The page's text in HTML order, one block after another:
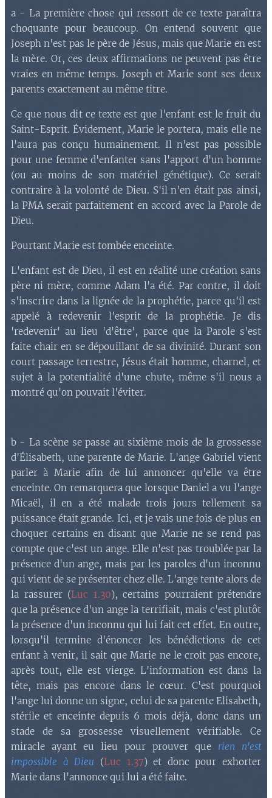
a - La première chose qui ressort de ce texte paraîtra
choquante pour beaucoup. On entend souvent que
Joseph n'est pas le père de Jésus, mais que Marie en est
la mère. Or, ces deux affirmations ne peuvent pas être
vraies en même temps. Joseph et Marie sont ses deux
parents exactement au même titre.
Ce que nous dit ce texte est que l'enfant est le fruit du
Saint-Esprit. Évidement, Marie le portera, mais elle ne
l'aura pas conçu humainement. Il n'est pas possible
pour une femme d'enfanter sans l'apport d'un homme
(ou au moins de son matériel génétique). Ce serait
contraire à la volonté de Dieu. S'il n'en était pas ainsi,
la PMA serait parfaitement en accord avec la Parole de
Dieu.
Pourtant Marie est tombée enceinte.
L'enfant est de Dieu, il est en réalité une création sans
père ni mère, comme Adam l'a été. Par contre, il doit
s'inscrire dans la lignée de la prophétie, parce qu'il est
appelé à redevenir l'esprit de la prophétie. Je dis
'redevenir' au lieu 'd'être', parce que la Parole s'est
faite chair en se dépouillant de sa divinité. Durant son
court passage terrestre, Jésus était homme, charnel, et
sujet à la potentialité d'une chute, même s'il nous a
montré qu'on pouvait l'éviter.
b - La scène se passe au sixième mois de la grossesse
d'Élisabeth, une parente de Marie. L'ange Gabriel vient
parler à Marie afin de lui annoncer qu'elle va être
enceinte. On remarquera que lorsque Daniel a vu l'ange
Micaël, il en a été malade trois jours tellement sa
puissance était grande. Ici, et je vais une fois de plus en
choquer certains en disant que Marie ne se rend pas
compte que c'est un ange. Elle n'est pas troublée par la
présence d'un ange, mais par les paroles d'un inconnu
qui vient de se présenter chez elle. L'ange tente alors de
la rassurer (Luc 1.30), certains pourraient prétendre
que la présence d'un ange la terrifiait, mais c'est plutôt
la présence d'un inconnu qui lui fait cet effet. En outre,
lorsqu'il termine d'énoncer les bénédictions de cet
enfant à venir, il sait que Marie ne le croit pas encore,
après tout, elle est vierge. L'information est dans la
tête, mais pas encore dans le cœur. C'est pourquoi
l'ange lui donne un signe, celui de sa parente Elisabeth,
stérile et enceinte depuis 6 mois déjà, donc dans un
stade de sa grossesse visuellement vérifiable. Ce
miracle ayant eu lieu pour prouver que rien n'est
impossible à Dieu (Luc 1.37) et donc pour exhorter
Marie dans l'annonce qui lui a été faite.